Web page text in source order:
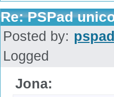
Re: PSPad
Posted by:
Logged
Jona: